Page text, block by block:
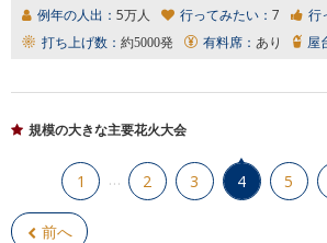
例年の人出： 5万人 行ってみたい： 7 行
打ち上げ数： 約5000発 有料席： あり 屋
規模の大きな主要花火大会
前へ
1 … 2 3 4 5